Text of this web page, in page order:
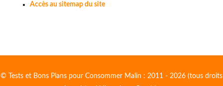
Accès au sitemap du site
© Tests et Bons Plans pour Consommer Malin : 2011 - 2026 (tous droits